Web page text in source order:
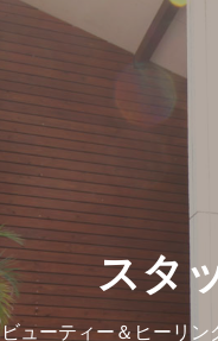
スタ
ビューティー＆ヒーリン